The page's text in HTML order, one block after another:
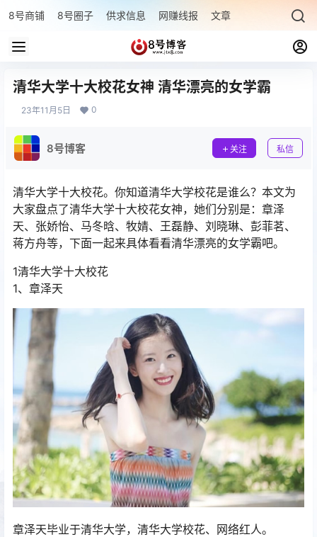
8号商铺 8号圈子 供求信息 网赚线报 文章专题 最新文章
清华大学十大校花女神 清华漂亮的女学霸
23年11月5日 0
8号博客 关注 私信
清华大学十大校花。你知道清华大学校花是谁么？本文为
大家盘点了清华大学十大校花女神，她们分别是：章泽
天、张娇怡、马冬晗、牧婧、王磊静、刘晓琳、彭菲茗、
蒋方舟等，下面一起来具体看看清华漂亮的女学霸吧。
1清华大学十大校花
1、章泽天
章泽天毕业于清华大学，清华大学校花、网络红人。